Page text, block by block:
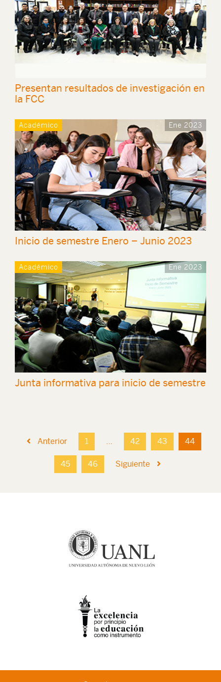
Presentan resultados de investigación en
la FCC
Académico Ene 2023
Inicio de semestre Enero – Junio 2023
Académico Ene 2023
Junta informativa para inicio de semestre
Anterior 1 … 42 43 44
45 46 Siguiente